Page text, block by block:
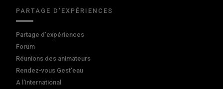
PARTAGE D'EXPÉRIENCES
Partage d'expériences
Forum
Réunions des animateurs
Rendez-vous Gest'eau
A l'international